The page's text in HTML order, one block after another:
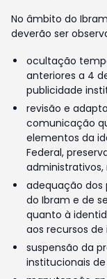
No âmbito do
deverão ser
ocultação
anteriores a 4
publicidade
revisão e
comunicação
elementos da
Federal,
administrativos,
adequação dos
do Ibram e de
quanto à
aos recursos
suspensão da
institucionais